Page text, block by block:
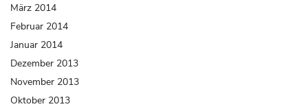
März 2014
Februar 2014
Januar 2014
Dezember 2013
November 2013
Oktober 2013